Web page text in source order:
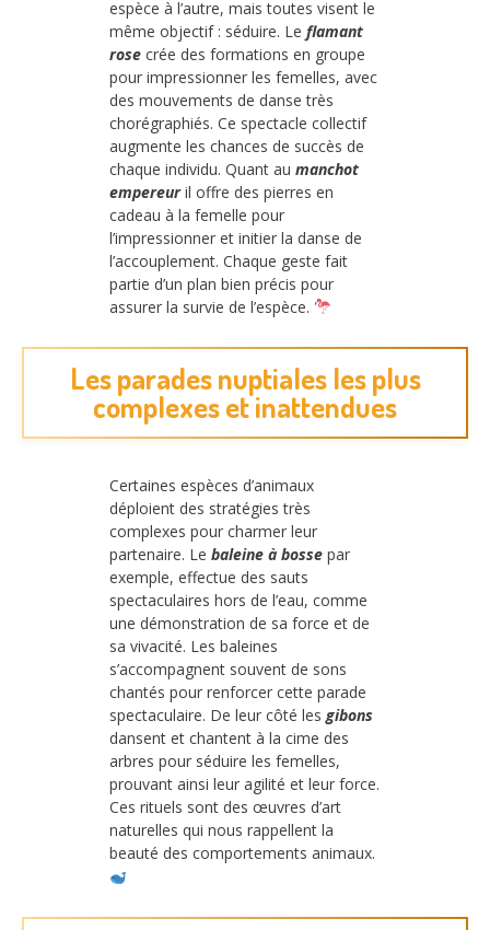
espèce à l’autre, mais toutes visent le
même objectif : séduire. Le flamant
rose crée des formations en groupe
pour impressionner les femelles, avec
des mouvements de danse très
chorégraphiés. Ce spectacle collectif
augmente les chances de succès de
chaque individu. Quant au manchot
empereuril offre des pierres en
cadeau à la femelle pour
l’impressionner et initier la danse de
l’accouplement. Chaque geste fait
partie d’un plan bien précis pour
assurer la survie de l’espèce.
Les parades nuptiales les plus
complexes et inattendues
Certaines espèces d’animaux
déploient des stratégies très
complexes pour charmer leur
partenaire. Le baleine à bosse par
exemple, effectue des sauts
spectaculaires hors de l’eau, comme
une démonstration de sa force et de
sa vivacité. Les baleines
s’accompagnent souvent de sons
chantés pour renforcer cette parade
spectaculaire. De leur côté lesgibons
dansent et chantent à la cime des
arbres pour séduire les femelles,
prouvant ainsi leur agilité et leur force.
Ces rituels sont des œuvres d’art
naturelles qui nous rappellent la
beauté des comportements animaux.